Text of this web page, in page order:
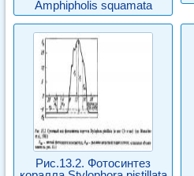
Amphipholis squamata
Рис.13.2. Фотосинтез